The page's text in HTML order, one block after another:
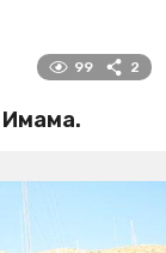
99 2
Имама.